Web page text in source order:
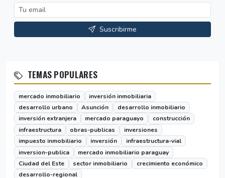
Suscribirme
TEMAS POPULARES
mercado inmobiliario
inversión inmobiliaria
desarrollo urbano
Asunción
desarrollo inmobiliario
inversión extranjera
mercado paraguayo
construcción
infraestructura
obras-publicas
inversiones
impuesto inmobiliario
inversión
infraestructura-vial
inversion-publica
mercado inmobiliario paraguay
Ciudad del Este
sector inmobiliario
crecimiento económico
desarrollo-regional